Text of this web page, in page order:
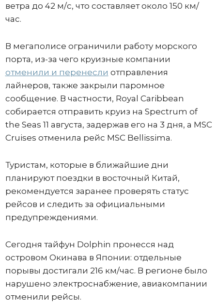
ветра до 42 м/с, что составляет около 150 км/
час.
В мегаполисе ограничили работу морского
порта, из-за чего круизные компании
отменили и перенесли отправления
лайнеров, также закрыли паромное
сообщение. В частности, Royal Caribbean
собирается отправить круиз на Spectrum of
the Seas 11 августа, задержав его на 3 дня, а MSC
Cruises отменила рейс MSC Bellissima.
Туристам, которые в ближайшие дни
планируют поездки в восточный Китай,
рекомендуется заранее проверять статус
рейсов и следить за официальными
предупреждениями.
Сегодня тайфун Dolphin пронесся над
островом Окинава в Японии: отдельные
порывы достигали 216 км/час. В регионе было
нарушено электроснабжение, авиакомпании
отменили рейсы.